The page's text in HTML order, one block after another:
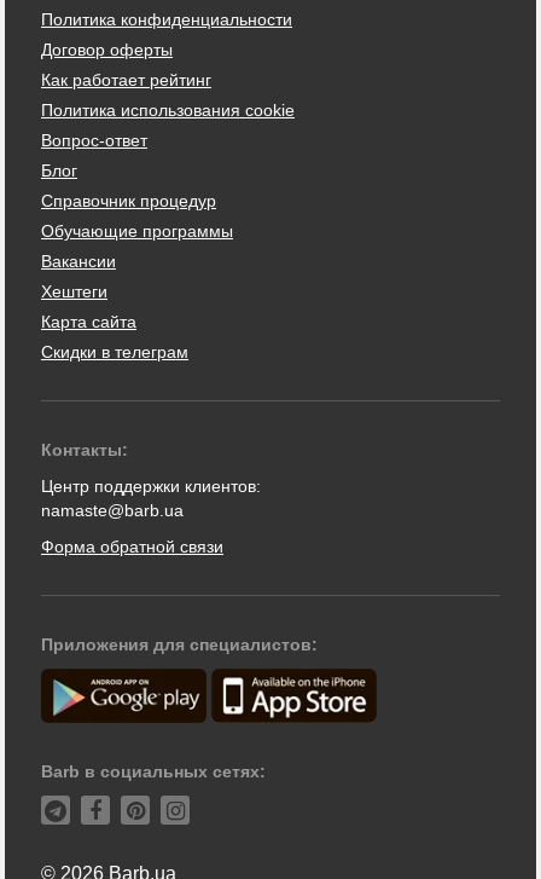
Политика конфиденциальности
Договор оферты
Как работает рейтинг
Политика использования cookie
Вопрос-ответ
Блог
Справочник процедур
Обучающие программы
Вакансии
Хештеги
Карта сайта
Скидки в телеграм
Контакты:
Центр поддержки клиентов:
namaste@barb.ua
Форма обратной связи
Приложения для специалистов:
Barb в социальных сетях:
© 2026 Barb.ua